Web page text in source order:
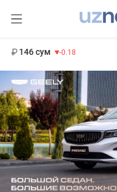
146 сум -0.18